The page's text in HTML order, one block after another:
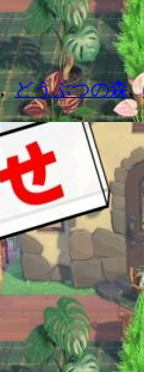
, どうぶつの森,